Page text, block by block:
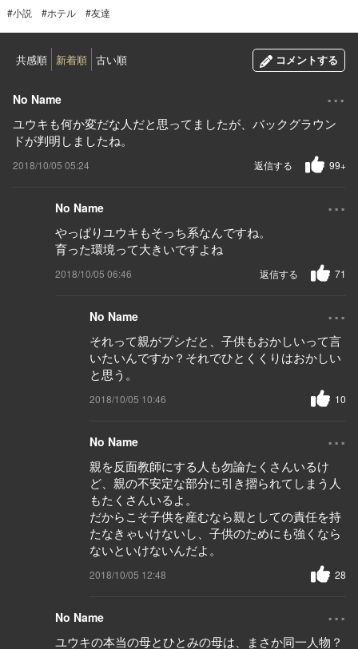
#小説 #ホテル #友達
共感順 新着順 古い順 コメントする
No Name ...
ユウキも何か変だな人だと思ってましたが、バックグラウン
ドが判明しましたね。
2018/10/05 05:24 99+
返信する
No Name ...
やっぱりユウキもそっち系なんですね。
育った環境って大きいですよね
2018/10/05 06:46 71
返信する
No Name ...
それって親がプシだと、子供もおかしいって言
いたいんですか？それでひとくくりはおかしい
と思う。
2018/10/05 10:46 10
No Name ...
親を反面教師にする人も勿論たくさんいるけ
ど、親の不安定な部分に引き摺られてしまう人
もたくさんいるよ。
だからこそ子供を産むなら親としての責任を持
たなきゃいけないし、子供のためにも強くなら
ないといけないんだよ。
2018/10/05 12:48 28
No Name ...
ユウキの本当の母とひとみの母は、まさか同一人物？